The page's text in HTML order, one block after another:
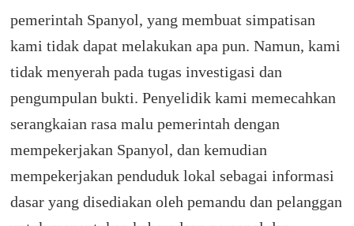
pemerintah Spanyol, yang membuat simpatisan
kami tidak dapat melakukan apa pun.Namun, kami
tidak menyerah pada tugas investigasi dan
pengumpulan bukti. Penyelidik kami memecahkan
serangkaian rasa malu pemerintah dengan
mempekerjakan Spanyol, dan kemudian
mempekerjakan penduduk lokal sebagai informasi
dasar yang disediakan oleh pemandu dan pelanggan